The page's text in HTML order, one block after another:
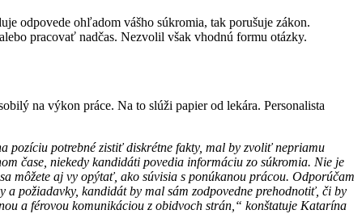
odpovede ohľadom vášho súkromia, tak porušuje zákon.
pracovať nadčas. Nezvolil však vhodnú formu otázky.
na výkon práce. Na to slúži papier od lekára. Personalista
pozíciu potrebné zistiť diskrétne fakty, mal by zvoliť nepriamu
čase, niekedy kandidáti povedia informáciu zo súkromia. Nie je
môžete aj vy opýtať, ako súvisia s ponúkanou prácou. Odporúčam
požiadavky, kandidát by mal sám zodpovedne prehodnotiť, či by
a férovou komunikáciou z obidvoch strán,“ konštatuje Katarína